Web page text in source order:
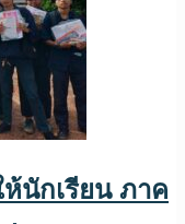
นักเรียน ภาค